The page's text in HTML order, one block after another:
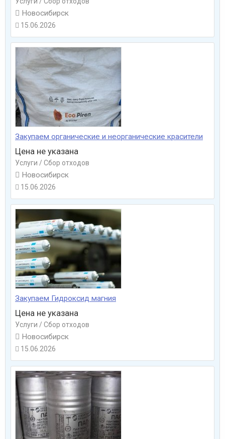
 Новосибирск
 15.06.2026
Закупаем органические и неорганические красители
Цена не указана
Услуги / Сбор отходов
 Новосибирск
 15.06.2026
Закупаем Гидроксид магния
Цена не указана
Услуги / Сбор отходов
 Новосибирск
 15.06.2026